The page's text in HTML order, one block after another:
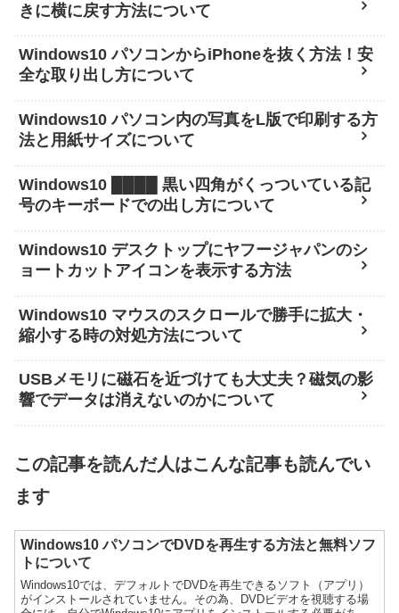
きに横に戻す方法について
Windows10 パソコンからiPhoneを抜く方法！安
全な取り出し方について
Windows10 パソコン内の写真をL版で印刷する方
法と用紙サイズについて
Windows10 ████ 黒い四角がくっついている記
号のキーボードでの出し方について
Windows10 デスクトップにヤフージャパンのシ
ョートカットアイコンを表示する方法
Windows10 マウスのスクロールで勝手に拡大・
縮小する時の対処方法について
USBメモリに磁石を近づけても大丈夫？磁気の影
響でデータは消えないのかについて
この記事を読んだ人はこんな記事も読んでい
ます
Windows10 パソコンでDVDを再生する方法と無料ソフ
トについて
Windows10では、デフォルトでDVDを再生できるソフト（アプリ）
がインストールされていません。その為、DVDビデオを視聴する場